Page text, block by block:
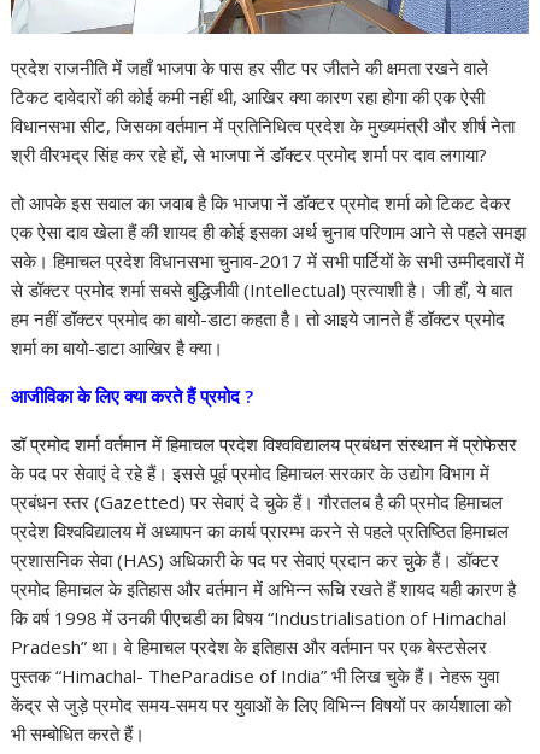
प्रदेश राजनीति में जहाँ भाजपा के पास हर सीट पर जीतने की क्षमता रखने वाले
टिकट दावेदारों की कोई कमी नहीं थी, आखिर क्या कारण रहा होगा की एक ऐसी
विधानसभा सीट, जिसका वर्तमान में प्रतिनिधित्व प्रदेश के मुख्यमंत्री और शीर्ष नेता
श्री वीरभद्र सिंह कर रहे हों, से भाजपा नें डॉक्टर प्रमोद शर्मा पर दाव लगाया?
तो आपके इस सवाल का जवाब है कि भाजपा नें डॉक्टर प्रमोद शर्मा को टिकट देकर
एक ऐसा दाव खेला हैं की शायद ही कोई इसका अर्थ चुनाव परिणाम आने से पहले समझ
सके। हिमाचल प्रदेश विधानसभा चुनाव-2017 में सभी पार्टियों के सभी उम्मीदवारों में
से डॉक्टर प्रमोद शर्मा सबसे बुद्धिजीवी (Intellectual) प्रत्याशी है। जी हाँ, ये बात
हम नहीं डॉक्टर प्रमोद का बायो-डाटा कहता है। तो आइये जानते हैं डॉक्टर प्रमोद
शर्मा का बायो-डाटा आखिर है क्या।
आजीविका के लिए क्या करते हैं प्रमोद ?
डॉ प्रमोद शर्मा वर्तमान में हिमाचल प्रदेश विश्वविद्यालय प्रबंधन संस्थान में प्रोफेसर
के पद पर सेवाएं दे रहे हैं। इससे पूर्व प्रमोद हिमाचल सरकार के उद्योग विभाग में
प्रबंधन स्तर (Gazetted) पर सेवाएं दे चुके हैं। गौरतलब है की प्रमोद हिमाचल
प्रदेश विश्वविद्यालय में अध्यापन का कार्य प्रारम्भ करने से पहले प्रतिष्ठित हिमाचल
प्रशासनिक सेवा (HAS) अधिकारी के पद पर सेवाएं प्रदान कर चुके हैं। डॉक्टर
प्रमोद हिमाचल के इतिहास और वर्तमान में अभिन्न रूचि रखते हैं शायद यही कारण है
कि वर्ष 1998 में उनकी पीएचडी का विषय “Industrialisation of Himachal
Pradesh” था। वे हिमाचल प्रदेश के इतिहास और वर्तमान पर एक बेस्टसेलर
पुस्तक “Himachal- TheParadise of India” भी लिख चुके हैं। नेहरू युवा
केंद्र से जुड़े प्रमोद समय-समय पर युवाओं के लिए विभिन्न विषयों पर कार्यशाला को
भी सम्बोधित करते हैं।